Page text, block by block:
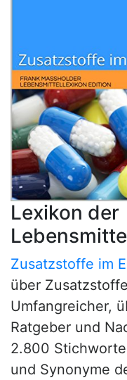
Lexikon der
Zusatzstoffe im
über
Umfangreicher,
Ratgeber und
2.800
und Synonyme